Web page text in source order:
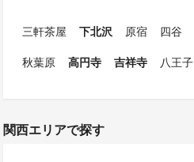
三軒茶屋 下北沢 原宿 四谷
秋葉原
高円寺 吉祥寺 八王子
関西エリアで探す